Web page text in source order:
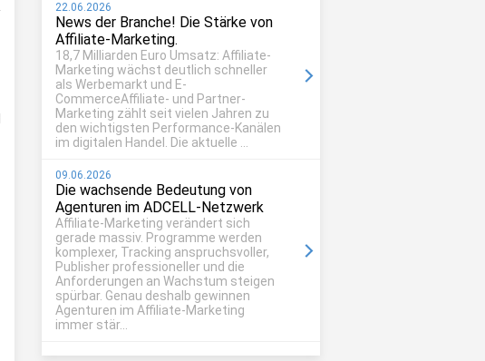
22.06.2026
News der Branche! Die Stärke von
Affiliate-Marketing.
18,7 Milliarden Euro Umsatz: Affiliate-
Marketing wächst deutlich schneller
als Werbemarkt und E-
CommerceAffiliate- und Partner-
Marketing zählt seit vielen Jahren zu
den wichtigsten Performance-Kanälen
im digitalen Handel. Die aktuelle ...
09.06.2026
Die wachsende Bedeutung von
Agenturen im ADCELL-Netzwerk
Affiliate-Marketing verändert sich
gerade massiv. Programme werden
komplexer, Tracking anspruchsvoller,
Publisher professioneller und die
Anforderungen an Wachstum steigen
spürbar. Genau deshalb gewinnen
Agenturen im Affiliate-Marketing
immer stär...